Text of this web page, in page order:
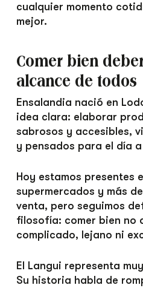
cualquier momento
mejor.
Comer bien
alcance de todos
Ensalandia nació en
idea clara: elaborar
sabrosos y accesibles,
y pensados para el día
Hoy estamos presentes
supermercados y más
venta, pero seguimos
filosofía: comer bien no
complicado, lejano ni
El Langui representa
Su historia habla de